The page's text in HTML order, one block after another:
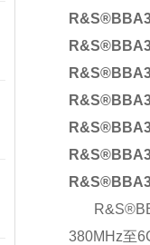
380MHz至